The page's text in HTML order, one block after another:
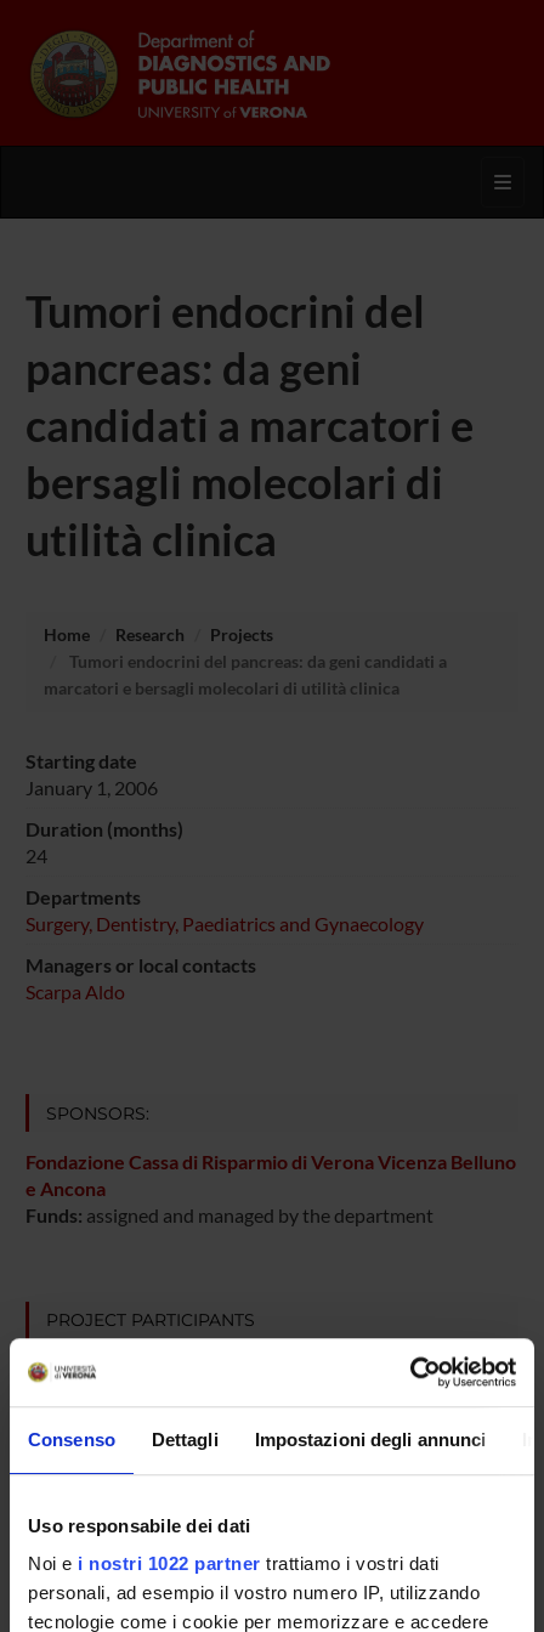
Consenso Dettagli Impostazioni degli annunci
Uso responsabile dei dati
Noi e i nostri 1022 partner trattiamo i vostri dati
personali, ad esempio il vostro numero IP, utilizzando
tecnologie come i cookie per memorizzare e accedere
Tumori endocrini del
pancreas: da geni
candidati a marcatori e
bersagli molecolari di
utilità clinica
Home Research
Projects
Tumori endocrini del pancreas: da geni candidati a
marcatori e bersagli molecolari di utilità clinica
Starting date
January 1, 2006
Duration (months)
24
Departments
Surgery, Dentistry, Paediatrics and Gynaecology
Managers or local contacts
Scarpa Aldo
SPONSORS:
Fondazione Cassa di Risparmio di Verona Vicenza Belluno
e Ancona
Funds: assigned and managed by the department
PROJECT PARTICIPANTS
Massimo Falconi
Aldo Mombello
Paolo Pederzoli
Full Professor
Claudio Sorio
Associate Professor